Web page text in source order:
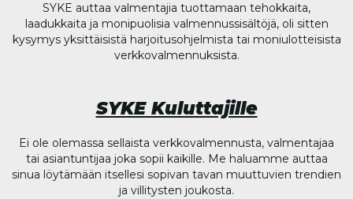
SYKE auttaa valmentajia tuottamaan tehokkaita,
laadukkaita ja monipuolisia valmennussisältöjä, oli sitten
kysymys yksittäisistä harjoitusohjelmista tai moniulotteisista
verkkovalmennuksista.
SYKE Kuluttajille
Ei ole olemassa sellaista verkkovalmennusta, valmentajaa
tai asiantuntijaa joka sopii kaikille. Me haluamme auttaa
sinua löytämään itsellesi sopivan tavan muuttuvien trendien
ja villitysten joukosta.